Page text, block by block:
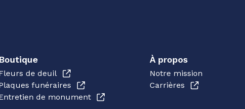
Boutique
de deuil
funéraires
de monument
À propos
Notre mission
Carrières